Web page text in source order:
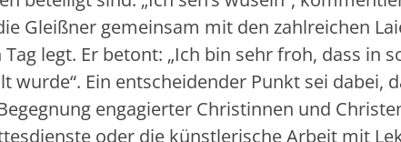
Gleißner gemeinsam mit den zahlreichen
legt. Er betont: „Ich bin sehr froh, dass in
wurde“. Ein entscheidender Punkt sei dabei,
engagierter Christinnen und
oder die künstlerische Arbeit mit